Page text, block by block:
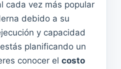
cada vez más popular
debido a su
y capacidad
planificando un
conocer el costo